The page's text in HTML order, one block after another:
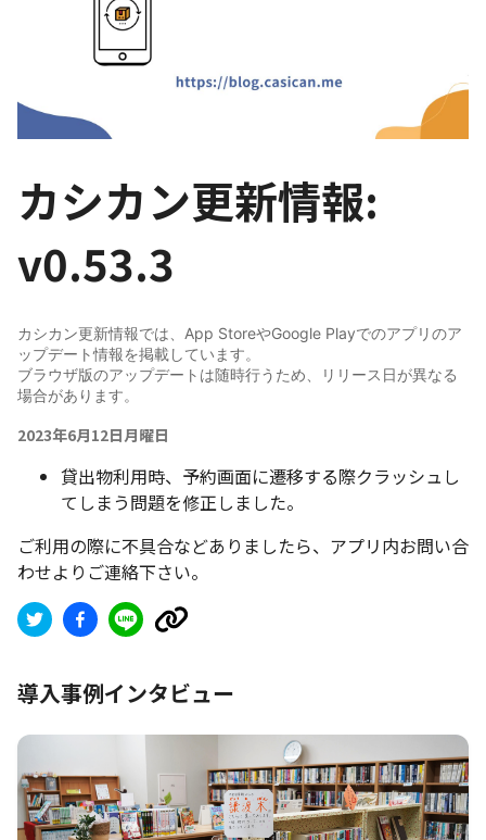
カシカン更新情報:
v0.53.3
カシカン更新情報では、App StoreやGoogle Playでのアプリのア
ップデート情報を掲載しています。
ブラウザ版のアップデートは随時行うため、リリース日が異なる
場合があります。
2023年6月12日月曜日
貸出物利用時、予約画面に遷移する際クラッシュし
てしまう問題を修正しました。
ご利用の際に不具合などありましたら、アプリ内お問い合
わせよりご連絡下さい。
導入事例インタビュー